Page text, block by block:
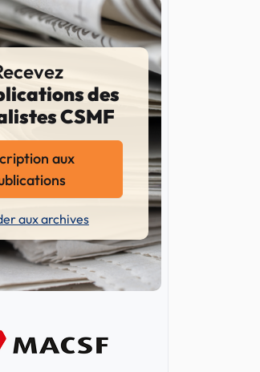
des
CSMF
aux
aux archives